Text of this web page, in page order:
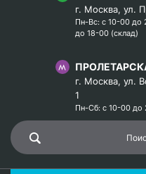
г. Москва, ул.
Пн-Вс: с 10-00 до
до 18-00 (склад)
г. Москва, ул.
1
Пн-Сб: с 10-00 до